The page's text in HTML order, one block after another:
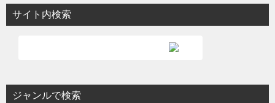
サイト内検索
ジャンルで検索